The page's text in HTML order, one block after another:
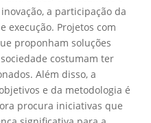
a participação da
execução. Projetos com
proponham soluções
costumam ter
Além disso, a
e da metodologia é
procura iniciativas que